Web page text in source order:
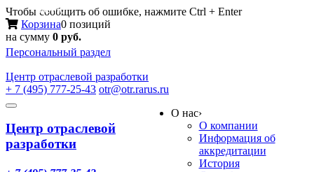
Чтобы сообщить об ошибке, нажмите Ctrl + Enter
Корзина0 позиций
на сумму 0 руб.
Персональный раздел
Центр отраслевой разработки
+ 7 (495) 777-25-43 otr@otr.rarus.ru
Toggle
Меню
Центр отраслевой
разработки
О нас›
О компании
Информация об
аккредитации
История